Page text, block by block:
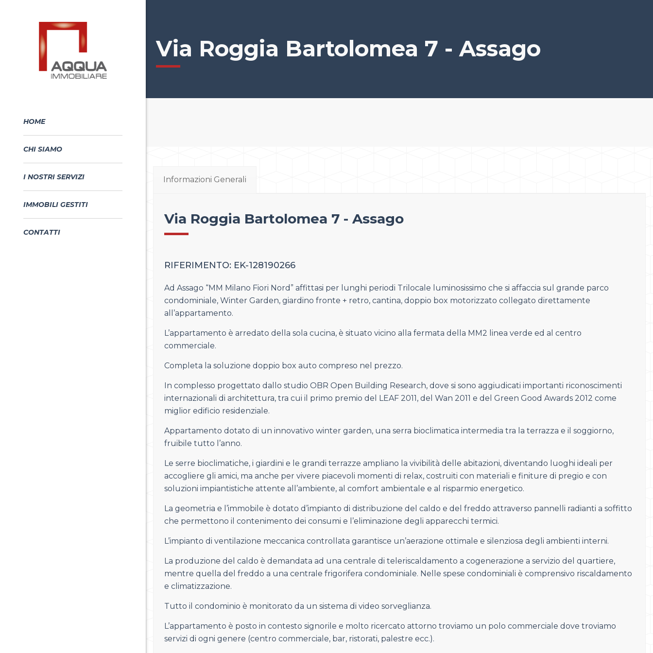
HOME
CHI SIAMO
I NOSTRI SERVIZI
IMMOBILI GESTITI
CONTATTI
Via Roggia Bartolomea 7 - Assago
Informazioni Generali
Via Roggia Bartolomea 7 - Assago
RIFERIMENTO: EK-128190266
Ad Assago “MM Milano Fiori Nord” affittasi per lunghi periodi Trilocale luminosissimo che si affaccia sul grande parco
condominiale, Winter Garden, giardino fronte + retro, cantina, doppio box motorizzato collegato direttamente
all’appartamento.
L’appartamento è arredato della sola cucina, è situato vicino alla fermata della MM2 linea verde ed al centro
commerciale.
Completa la soluzione doppio box auto compreso nel prezzo.
In complesso progettato dallo studio OBR Open Building Research, dove si sono aggiudicati importanti riconoscimenti
internazionali di architettura, tra cui il primo premio del LEAF 2011, del Wan 2011 e del Green Good Awards 2012 come
miglior edificio residenziale.
Appartamento dotato di un innovativo winter garden, una serra bioclimatica intermedia tra la terrazza e il soggiorno,
fruibile tutto l’anno.
Le serre bioclimatiche, i giardini e le grandi terrazze ampliano la vivibilità delle abitazioni, diventando luoghi ideali per
accogliere gli amici, ma anche per vivere piacevoli momenti di relax, costruiti con materiali e finiture di pregio e con
soluzioni impiantistiche attente all’ambiente, al comfort ambientale e al risparmio energetico.
La geometria e l’immobile è dotato d’impianto di distribuzione del caldo e del freddo attraverso pannelli radianti a soffitto
che permettono il contenimento dei consumi e l’eliminazione degli apparecchi termici.
L’impianto di ventilazione meccanica controllata garantisce un’aerazione ottimale e silenziosa degli ambienti interni.
La produzione del caldo è demandata ad una centrale di teleriscaldamento a cogenerazione a servizio del quartiere,
mentre quella del freddo a una centrale frigorifera condominiale. Nelle spese condominiali è comprensivo riscaldamento
e climatizzazione.
Tutto il condominio è monitorato da un sistema di video sorveglianza.
L’appartamento è posto in contesto signorile e molto ricercato attorno troviamo un polo commerciale dove troviamo
servizi di ogni genere (centro commerciale, bar, ristorati, palestre ecc.).